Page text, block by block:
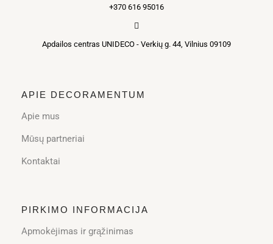
+370 616 95016
Apdailos centras UNIDECO - Verkių g. 44, Vilnius 09109
APIE DECORAMENTUM
Apie mus
Mūsų partneriai
Kontaktai
PIRKIMO INFORMACIJA
Apmokėjimas ir grąžinimas